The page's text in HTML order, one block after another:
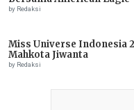
by Redaksi
Miss Universe Indonesia
Mahkota Jiwanta
by Redaksi